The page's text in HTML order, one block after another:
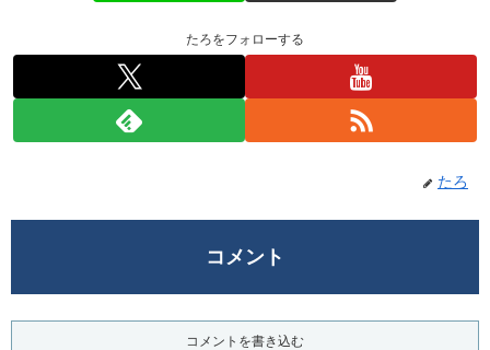
たろをフォローする
たろ
コメント
コメントを書き込む